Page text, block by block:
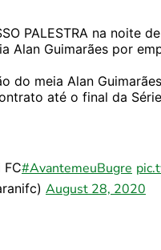
PALESTRA na noite
Alan Guimarães por
do meia Alan
até o final da
FC#AvantemeuBugre
August 28, 2020